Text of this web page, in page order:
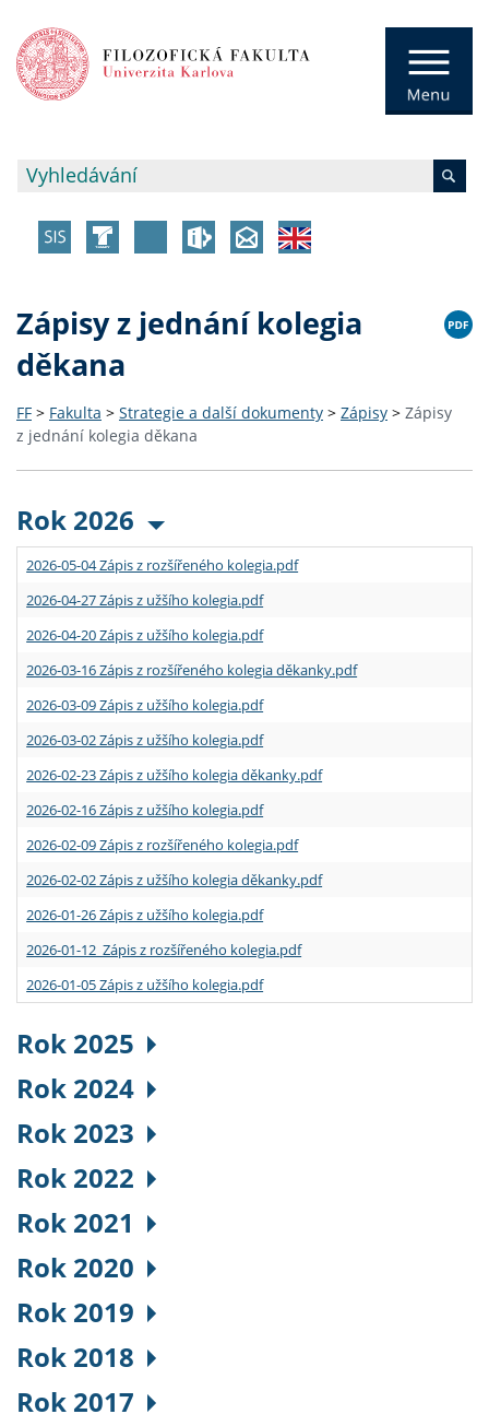
Zápisy z jednání kolegia
děkana
FF > Fakulta > Strategie a další dokumenty > Zápisy > Zápisy
z jednání kolegia děkana
Rok 2026
2026-05-04 Zápis z rozšířeného kolegia.pdf
2026-04-27 Zápis z užšího kolegia.pdf
2026-04-20 Zápis z užšího kolegia.pdf
2026-03-16 Zápis z rozšířeného kolegia děkanky.pdf
2026-03-09 Zápis z užšího kolegia.pdf
2026-03-02 Zápis z užšího kolegia.pdf
2026-02-23 Zápis z užšího kolegia děkanky.pdf
2026-02-16 Zápis z užšího kolegia.pdf
2026-02-09 Zápis z rozšířeného kolegia.pdf
2026-02-02 Zápis z užšího kolegia děkanky.pdf
2026-01-26 Zápis z užšího kolegia.pdf
2026-01-12 Zápis z rozšířeného kolegia.pdf
2026-01-05 Zápis z užšího kolegia.pdf
Rok 2025
Rok 2024
Rok 2023
Rok 2022
Rok 2021
Rok 2020
Rok 2019
Rok 2018
Rok 2017